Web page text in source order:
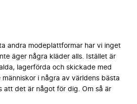
andra modeplattformar har vi inget
äger några kläder alls. Istället är
lagerförda och skickade med
människor i några av världens bästa
att det är något för dig. Om så är